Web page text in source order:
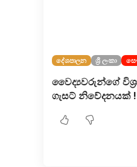
දේශපාලන ශ්‍රී ලංකා
වෛද්‍යවරුන්ගේ
ගැසට් නිවේදනයක් !